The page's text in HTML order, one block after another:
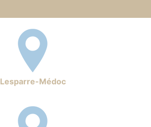
Lesparre-Médoc